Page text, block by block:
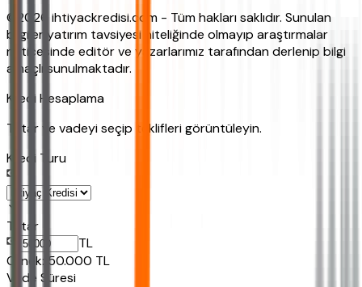
©2026 ihtiyackredisi.com - Tüm hakları saklıdır. Sunulan
bilgiler yatırım tavsiyesi niteliğinde olmayıp araştırmalar
neticesinde editör ve yazarlarımız tarafından derlenip bilgi
amaçlı sunulmaktadır.
Kredi Hesaplama
Tutar ve vadeyi seçip teklifleri görüntüleyin.
Kredi Turu
Tutar
TL
Ornek: 50.000 TL
Vade Süresi